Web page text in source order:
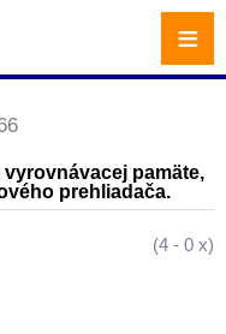
pamäte,
prehliadača.
(4 - 0 x)
≡